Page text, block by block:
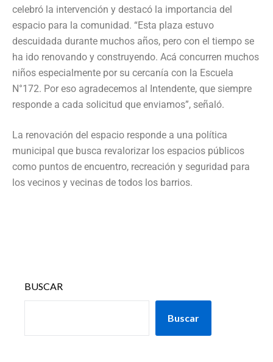
celebró la intervención y destacó la importancia del
espacio para la comunidad. “Esta plaza estuvo
descuidada durante muchos años, pero con el tiempo se
ha ido renovando y construyendo. Acá concurren muchos
niños especialmente por su cercanía con la Escuela
N°172. Por eso agradecemos al Intendente, que siempre
responde a cada solicitud que enviamos”, señaló.
La renovación del espacio responde a una política
municipal que busca revalorizar los espacios públicos
como puntos de encuentro, recreación y seguridad para
los vecinos y vecinas de todos los barrios.
BUSCAR
Buscar